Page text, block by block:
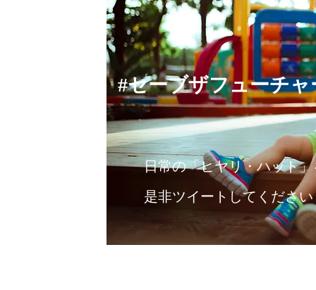
#セーブザフューチャ
日常の「ヒヤリ・ハット
是非ツイートしてください​